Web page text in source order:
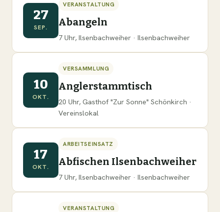
27
SEP.
VERANSTALTUNG
Abangeln
7 Uhr, Ilsenbachweiher · Ilsenbachweiher
10
OKT.
VERSAMMLUNG
Anglerstammtisch
20 Uhr, Gasthof "Zur Sonne" Schönkirch ·
Vereinslokal
17
OKT.
ARBEITSEINSATZ
Abfischen Ilsenbachweiher
7 Uhr, Ilsenbachweiher · Ilsenbachweiher
VERANSTALTUNG